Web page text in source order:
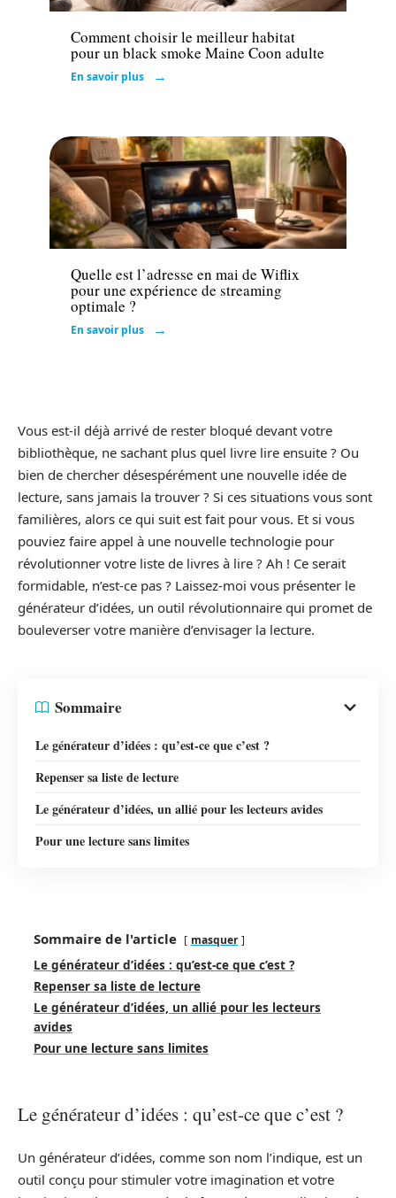
Comment choisir le meilleur habitat
pour un black smoke Maine Coon adulte
En savoir plus
Actu
Quelle est l’adresse en mai de Wiflix
pour une expérience de streaming
optimale ?
En savoir plus
Vous est-il déjà arrivé de rester bloqué devant votre
bibliothèque, ne sachant plus quel livre lire ensuite ? Ou
bien de chercher désespérément une nouvelle idée de
lecture, sans jamais la trouver ? Si ces situations vous sont
familières, alors ce qui suit est fait pour vous. Et si vous
pouviez faire appel à une nouvelle technologie pour
révolutionner votre liste de livres à lire ? Ah ! Ce serait
formidable, n’est-ce pas ? Laissez-moi vous présenter le
générateur d’idées, un outil révolutionnaire qui promet de
bouleverser votre manière d’envisager la lecture.
Sommaire
Le générateur d’idées : qu’est-ce que c’est ?
Repenser sa liste de lecture
Le générateur d’idées, un allié pour les lecteurs avides
Pour une lecture sans limites
Sommaire de l'article masquer
Le générateur d’idées : qu’est-ce que c’est ?
Repenser sa liste de lecture
Le générateur d’idées, un allié pour les lecteurs
avides
Pour une lecture sans limites
Le générateur d’idées : qu’est-ce que c’est ?
Un générateur d’idées, comme son nom l’indique, est un
outil conçu pour stimuler votre imagination et votre